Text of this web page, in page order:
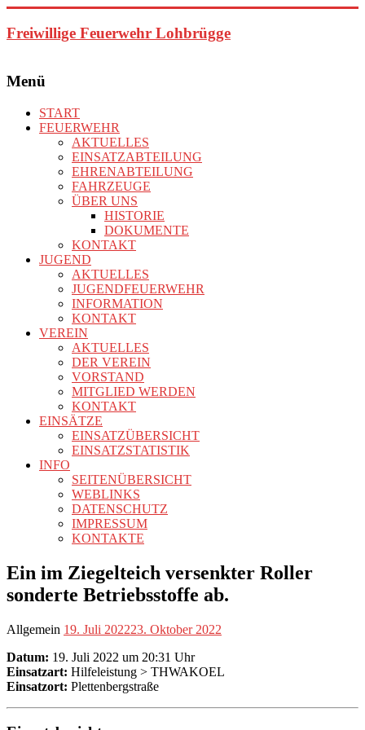
Inhalt
springen
Freiwillige Feuerwehr Lohbrügge
Menü
START
FEUERWEHR
AKTUELLES
EINSATZABTEILUNG
EHRENABTEILUNG
FAHRZEUGE
ÜBER UNS
HISTORIE
DOKUMENTE
KONTAKT
JUGEND
AKTUELLES
JUGENDFEUERWEHR
INFORMATION
KONTAKT
VEREIN
AKTUELLES
DER VEREIN
VORSTAND
MITGLIED WERDEN
KONTAKT
EINSÄTZE
EINSATZÜBERSICHT
EINSATZSTATISTIK
INFO
SEITENÜBERSICHT
WEBLINKS
DATENSCHUTZ
IMPRESSUM
KONTAKTE
Ein im Ziegelteich versenkter Roller
sonderte Betriebsstoffe ab.
Allgemein 19. Juli 202223. Oktober 2022
Datum: 19. Juli 2022 um 20:31 Uhr
Einsatzart: Hilfeleistung > THWAKOEL
Einsatzort: Plettenbergstraße